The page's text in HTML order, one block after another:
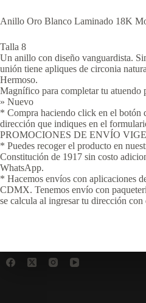
Anillo Oro Blanco Laminado 18K
Talla 8
Un anillo con diseño vanguardista.
unión tiene apliques de circonia
Hermoso.
Magnífico para completar tu atuendo
» Nuevo
* Compra haciendo click en el botón
dirección que indiques en el
PROMOCIONES DE ENVÍO
* Puedes recoger el producto en
Constitución de 1917 sin costo
WhatsApp.
* Hacemos envíos con aplicaciones
CDMX. Tenemos envío con
se calcula al ingresar tu dirección